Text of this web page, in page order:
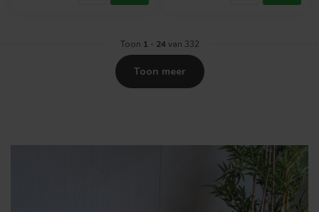
Toon 1 - 24van 332
Toon meer